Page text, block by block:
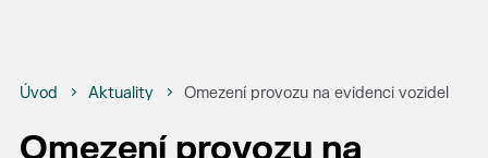
Úvod Aktuality Omezení provozu na evidenci vozidel
Omezení provozu na